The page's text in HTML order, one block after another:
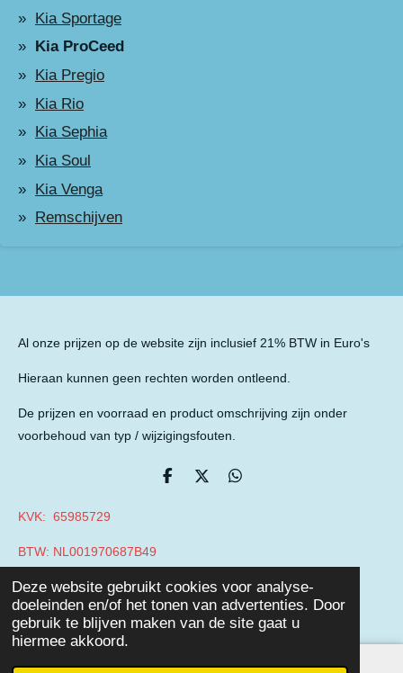
Deze website gebruikt cookies voor analyse-
doeleinden en/of het tonen van advertenties. Door
gebruik te blijven maken van de site gaat u
hiermee akkoord.
Kia Sportage
Kia ProCeed
Kia Pregio
Kia Rio
Kia Sephia
Kia Soul
Kia Venga
Remschijven
Al onze prijzen op de website zijn inclusief 21% BTW in Euro's
Hieraan kunnen geen rechten worden ontleend.
De prijzen en voorraad en product omschrijving zijn onder
voorbehoud van typ / wijzigingsfouten.
D
D
D
KVK: 65985729
BTW: NL001970687B49
Powered by JouwWeb